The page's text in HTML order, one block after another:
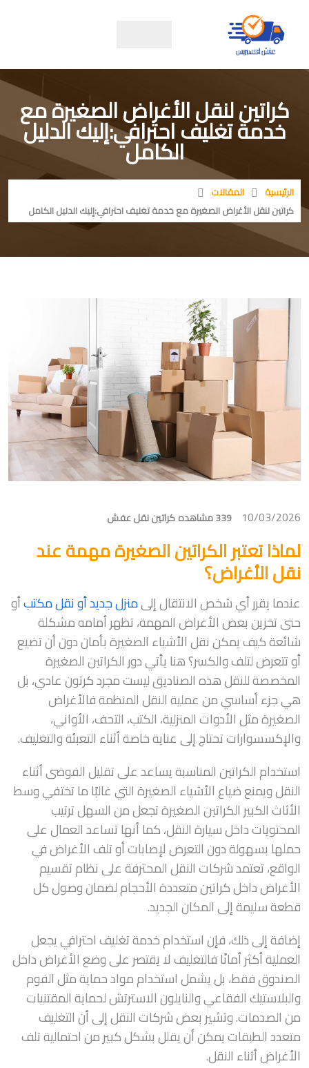
كراتين لنقل الأغراض الصغيرة مع
خدمة تغليف احترافي:إليك الدليل
الكامل
الرئيسية
المقالات
كراتين لنقل الأغراض الصغيرة مع خدمة تغليف احترافي:إليك الدليل الكامل
10/03/2026 339 مشاهده كراتين نقل عفش
لماذا تعتبر الكراتين الصغيرة مهمة عند
نقل الأغراض؟
عندما يقرر أي شخص الانتقال إلىمنزل جديد أو نقل مكتبأو
حتى تخزين بعض الأغراض المهمة، تظهر أمامه مشكلة
شائعة كيف يمكن نقل الأشياء الصغيرة بأمان دون أن تضيع
أو تتعرض لتلف والكسر؟ هنا يأتي دور الكراتين الصغيرة
المخصصة للنقل هذه الصناديق ليست مجرد كرتون عادي، بل
هي جزء أساسي من عملية النقل المنظمة فالأغراض
الصغيرة مثل الأدوات المنزلية، الكتب، التحف، الأواني،
والإكسسوارات تحتاج إلى عناية خاصة أثناء التعبئة والتغليف.
استخدام الكراتين المناسبة يساعد على تقليل الفوضى أثناء
النقل ويمنع ضياع الأشياء الصغيرة التي غالبًا ما تختفي وسط
الأثاث الكبير الكراتين الصغيرة تجعل من السهل ترتيب
المحتويات داخل سيارة النقل، كما أنها تساعد العمال على
حملها بسهولة دون التعرض لإصابات أو تلف الأغراض في
الواقع، تعتمد شركات النقل المحترفة على نظام تقسيم
الأغراض داخل كراتين متعددة الأحجام لضمان وصول كل
قطعة سليمة إلى المكان الجديد.
إضافة إلى ذلك، فإن استخدام خدمة تغليف احترافي يجعل
العملية أكثر أمانًا فالتغليف لا يقتصر على وضع الأغراض داخل
الصندوق فقط، بل يشمل استخدام مواد حماية مثل الفوم
والبلاستيك الفقاعي والنايلون الاسترتش لحماية المقتنيات
من الصدمات. وتشير بعض شركات النقل إلى أن التغليف
متعدد الطبقات يمكن أن يقلل بشكل كبير من احتمالية تلف
الأغراض أثناء النقل.